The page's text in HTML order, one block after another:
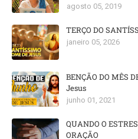
agosto 05, 2019
TERÇO DO
janeiro 05, 2026
BENÇÃO DO MÊS
Jesus
junho 01, 2021
QUANDO O
ORAÇÃO